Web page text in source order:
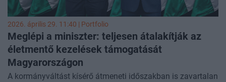
2026. április 29. 11:40 | Portfolio
Meglépi a miniszter: teljesen átalakítják az
életmentő kezelések támogatását
Magyarországon
A kormányváltást kísérő átmeneti időszakban is zavartalan